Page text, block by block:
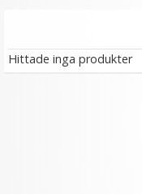
Hittade inga produkter